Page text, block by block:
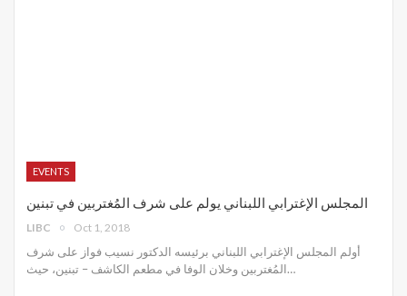
EVENTS
المجلس الإغترابي اللبناني يولم على شرف المُغتربين في تبنين
LIBC Oct 1, 2018
أولم المجلس الإغترابي اللبناني برئيسه الدكتور نسيب فواز على شرف
المُغتربين وخلان الوفا في مطعم الكاشف – تبنين، حيث…